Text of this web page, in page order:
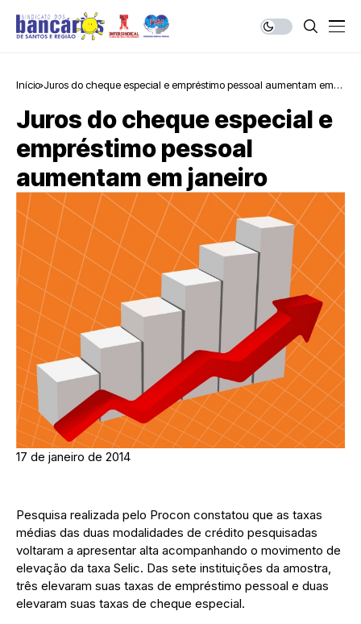
Início Juros do cheque especial e empréstimo pessoal aumentam em
Juros do cheque especial e
empréstimo pessoal
aumentam em janeiro
17 de janeiro de 2014
Pesquisa realizada pelo Procon constatou que as taxas
médias das duas modalidades de crédito pesquisadas
voltaram a apresentar alta acompanhando o movimento de
elevação da taxa Selic. Das sete instituições da amostra,
três elevaram suas taxas de empréstimo pessoal e duas
elevaram suas taxas de cheque especial.